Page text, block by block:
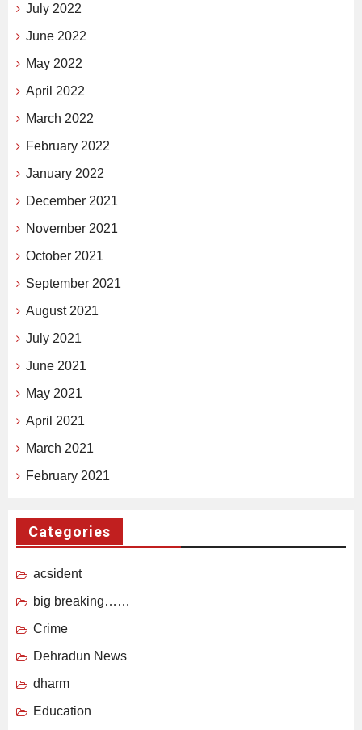
July 2022
June 2022
May 2022
April 2022
March 2022
February 2022
January 2022
December 2021
November 2021
October 2021
September 2021
August 2021
July 2021
June 2021
May 2021
April 2021
March 2021
February 2021
Categories
acsident
big breaking……
Crime
Dehradun News
dharm
Education